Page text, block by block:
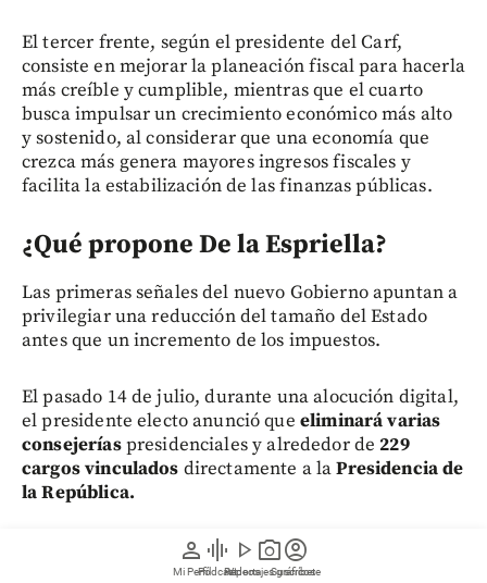
person
Mi Perfil
graphic_eq
Pódcast
play_arrow
Videos
photo_camera
Reportajes gráficos
account_circle
Suscríbete
El tercer frente, según el presidente del Carf,
consiste en mejorar la planeación fiscal para hacerla
más creíble y cumplible, mientras que el cuarto
busca impulsar un crecimiento económico más alto
y sostenido, al considerar que una economía que
crezca más genera mayores ingresos fiscales y
facilita la estabilización de las finanzas públicas.
¿Qué propone De la Espriella?
Las primeras señales del nuevo Gobierno apuntan a
privilegiar una reducción del tamaño del Estado
antes que un incremento de los impuestos.
El pasado 14 de julio, durante una alocución digital,
el presidente electo anunció que eliminará varias
consejeríaspresidenciales y alrededor de 229
cargos vinculados directamente a laPresidencia de
la República.
Agregó que transformará la estructura de la
en un centro de coordinación ejecutiva “sin